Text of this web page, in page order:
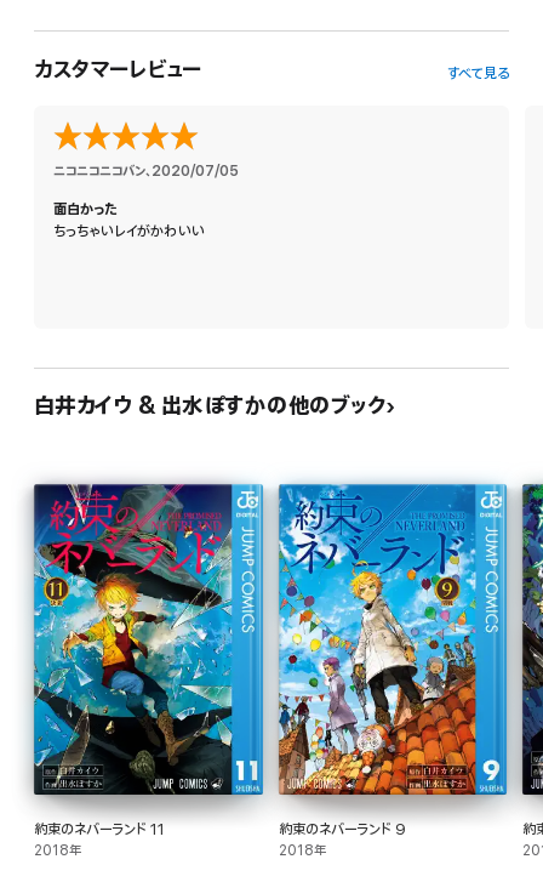
カスタマーレビュー すべて見る
ニコニコニコバン、 2020/07/05
面白かった
ちっちゃいレイがかわいい
白井カイウ & 出水ぽすかの他のブック
約束のネバーランド 11
2018年
約束のネバーランド 9
2018年
約